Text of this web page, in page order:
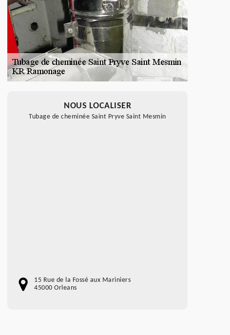
NOUS LOCALISER
Tubage de cheminée Saint Pryve Saint Mesmin
15 Rue de la Fossé aux Mariniers
45000 Orleans